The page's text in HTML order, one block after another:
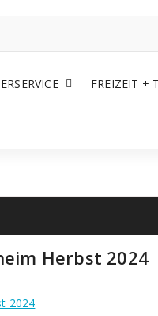
FREIZEIT +
Herbst 2024
2024